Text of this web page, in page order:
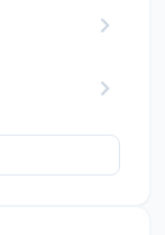
chevron_right
chevron_right